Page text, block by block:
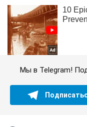
Мы в Telegram!